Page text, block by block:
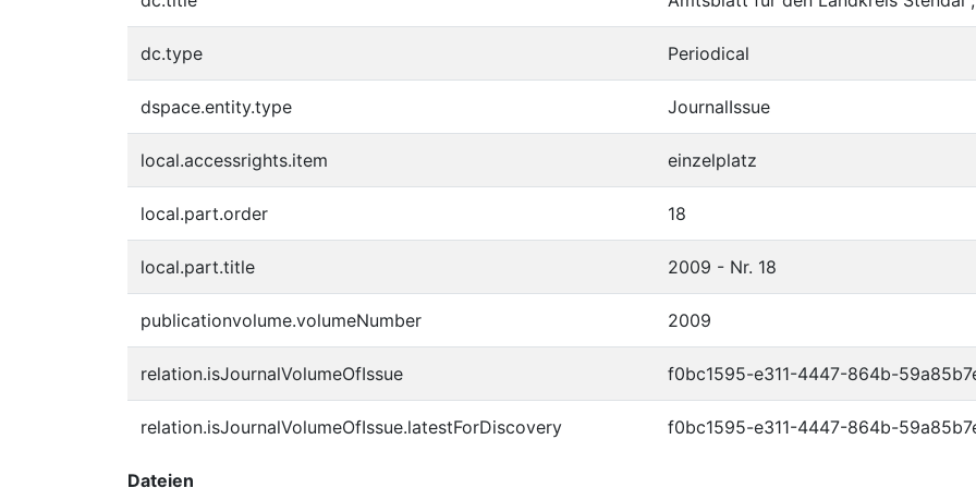
dc.type Periodical
dspace.entity.type JournalIssue
local.accessrights.item einzelplatz
local.part.order 18
local.part.title 2009 - Nr. 18
publicationvolume.volumeNumber 2009
relation.isJournalVolumeOfIssue f0bc1595-e311-4447-864b-
relation.isJournalVolumeOfIssue.latestForDiscovery f0bc1595-e311-4447-864b-
Dateien